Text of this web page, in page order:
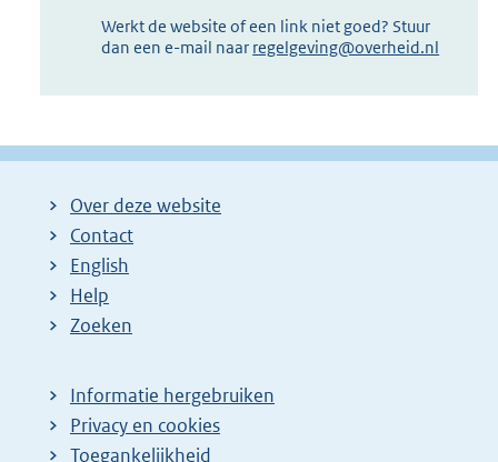
Werkt de website of een link niet goed? Stuur
dan een e-mail naar regelgeving@overheid.nl
Over deze website
Contact
English
Help
Zoeken
Informatie hergebruiken
Privacy en cookies
Toegankelijkheid